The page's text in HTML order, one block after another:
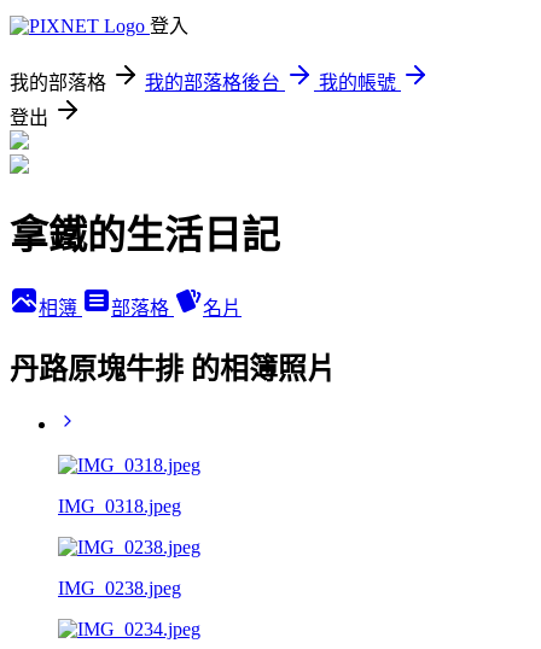
登入
我的部落格 我的部落格後台
我的帳號
登出
拿鐵的生活日記
相簿 部落格 名片
丹路原塊牛排 的相簿照片
IMG_0318.jpeg
IMG_0238.jpeg